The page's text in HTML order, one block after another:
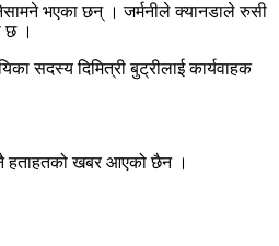
भएका छन् । जर्मनीले क्यानडाले रुसी
छ ।
सदस्य दिमित्री बुट्रीलाई कार्यवाहक
हताहतको खबर आएको छैन ।